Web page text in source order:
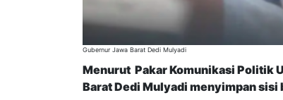
Gubernur Jawa Barat Dedi Mulyadi
Menurut Pakar Komunikasi Politik
Barat Dedi Mulyadi menyimpan sisi